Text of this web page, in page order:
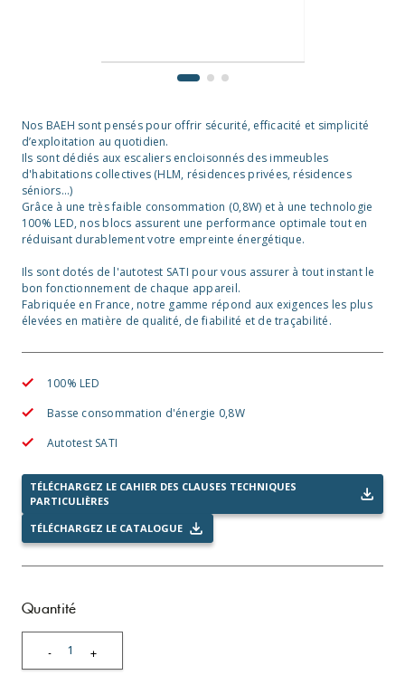
1 2 3
Nos BAEH sont pensés pour offrir sécurité, efficacité et simplicité
d’exploitation au quotidien.
Ils sont dédiés aux escaliers encloisonnés des immeubles
d'habitations collectives (HLM, résidences privées, résidences
séniors...)
Grâce à une très faible consommation (0,8W) et à une technologie
100% LED, nos blocs assurent une performance optimale tout en
réduisant durablement votre empreinte énergétique.
Ils sont dotés de l'autotest SATI pour vous assurer à tout instant le
bon fonctionnement de chaque appareil.
Fabriquée en France, notre gamme répond aux exigences les plus
élevées en matière de qualité, de fiabilité et de traçabilité.
100% LED
Basse consommation d'énergie 0,8W
Autotest SATI
TÉLÉCHARGEZ LE CAHIER DES CLAUSES TECHNIQUES
PARTICULIÈRES
TÉLÉCHARGEZ LE CATALOGUE
Quantité
1 +